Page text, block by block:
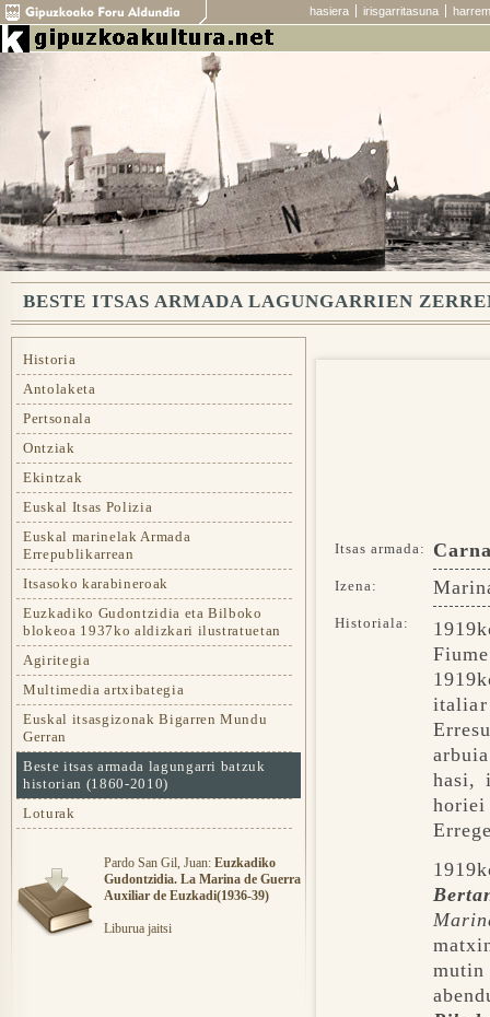
hasiera irisgarritasuna
BESTE ITSAS ARMADA LAGUNGARRIEN
Historia
Antolaketa
Pertsonala
Ontziak
Ekintzak
Euskal Itsas Polizia
Euskal marinelak Armada
Errepublikarrean
Itsasoko karabineroak
Euzkadiko Gudontzidia eta Bilboko
blokeoa 1937ko aldizkari ilustratuetan
Agiritegia
Multimedia artxibategia
Euskal itsasgizonak Bigarren Mundu
Gerran
Beste itsas armada lagungarri batzuk
historian (1860-2010)
Loturak
Pardo San Gil, Juan:Euzkadiko
Gudontzidia. La Marina de Guerra
Auxiliar de Euzkadi(1936-39)
Liburua jaitsi
Itsas armada:
Izena:
Historiala:
hasi,